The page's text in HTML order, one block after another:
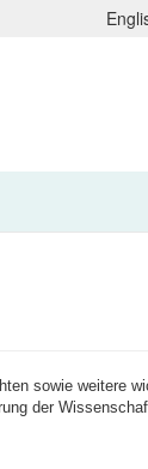
sowie weitere
der